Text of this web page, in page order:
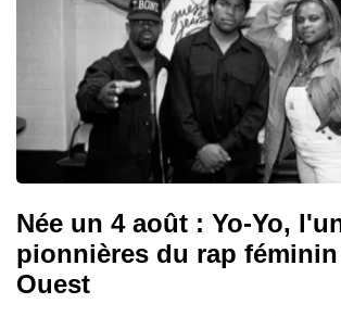
Née un 4 août : Yo-Yo,
pionnières du rap
Ouest